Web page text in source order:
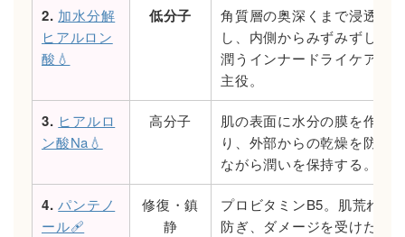
2. 加水分解
ヒアルロン
酸💧
低分子
角質層の奥深くまで浸透
し、内側からみずみずしく
潤うインナードライケアの
主役。
3. ヒアルロ
ン酸Na💧
高分子
肌の表面に水分の膜を作
り、外部からの乾燥を防ぎ
ながら潤いを保持する。
4.パンテノ
ール🩹
修復・鎮
静
プロビタミンB5。肌荒れを
防ぎ、ダメージを受けたバ